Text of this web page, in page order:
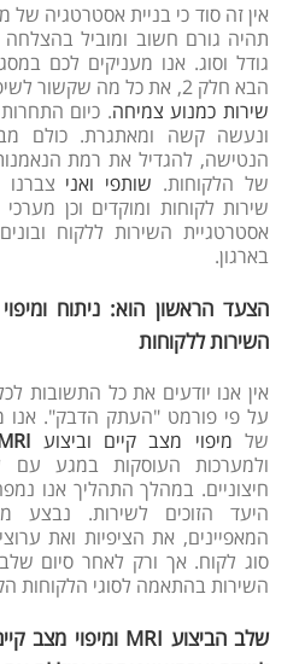
אין זה סוד כי בניית אסטרטגיה
תהיה גורם חשוב ומוביל
גודל וסוג. אנו מעניקים לכם
הבא חלק 2, את כל מה שקשור לשיפור מערכי שירות לקוחות –
שירות כמנוע צמיחה. כיום
ונעשה קשה ומאתגרת. כולם
הנטישה, להגדיל את רמת
של הלקוחות. שותפי ואני צברנו
שירות לקוחות ומוקדים וכן
אסטרטגיית השירות ללקוח
בארגון.
הצעד הראשון הוא: ניתוח
השירות ללקוחות
אין אנו יודעים את כל התשובות
על פי פורמט "העתק הדבק". אנו
של מיפוי מצב קיים וביצוע
ולמערכות העוסקות במגע עם
חיצוניים. במהלך התהליך אנו
היעד הזוכים לשירות. נבצע
המאפיינים, את הציפיות ואת
סוג לקוח. אך ורק לאחר סיום
השירות בהתאמה לסוגי הלקוחות
שלב הביצוע MRI ומיפוי מצב